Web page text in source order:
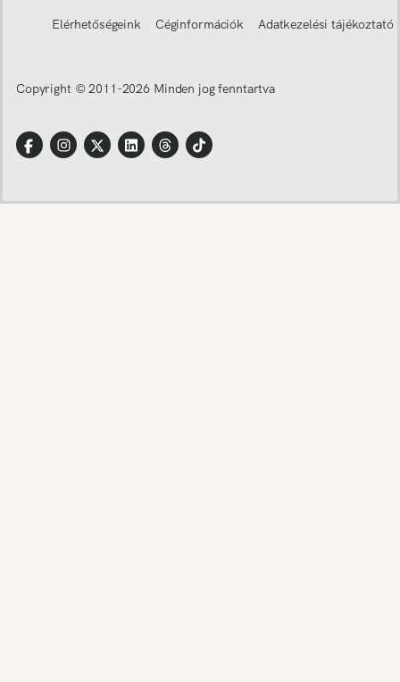
Elérhetőségeink Céginformációk Adatkezelési tájékoztató
Copyright © 2011-2026 Minden jog fenntartva